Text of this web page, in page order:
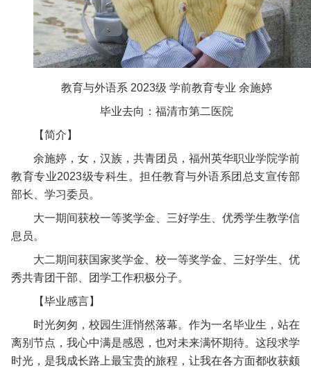
教育与外语系 2023级 学前教育专业 余施婷
毕业去向：福清市第二医院
【简介】
余施婷，女，汉族，共青团员，福州英华职业学院学前
教育专业2023级专科生。担任教育与外语系团总支宣传部
部长、学习委员。
大一期间获校一等奖学金、三好学生、优秀学生教学信
息员。
大二期间获国家奖学金、校一等奖学金、三好学生、优
秀共青团干部、团学工作积极分子。
【毕业感言】
时光匆匆，校园生涯悄然落幕。作为一名毕业生，站在
离别节点，我心中满是感恩，也对未来满怀期待。这段求学
时光，是我成长路上最宝贵的旅程，让我在各方面都收获颇